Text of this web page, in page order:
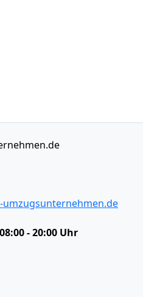
umzugsunternehmen.de
- 20:00 Uhr